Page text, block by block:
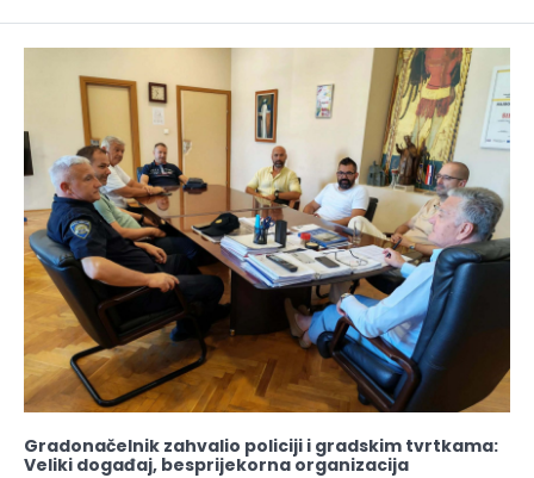
Gradonačelnik zahvalio policiji i gradskim tvrtkama:
Veliki događaj, besprijekorna organizacija